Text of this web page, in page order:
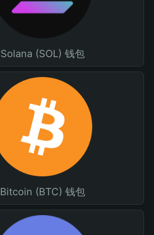
Solana (SOL) 钱包
Bitcoin (BTC) 钱包